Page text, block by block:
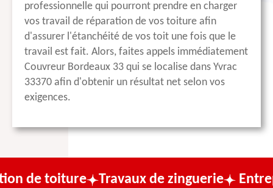
professionnelle qui pourront prendre en charger
vos travail de réparation de vos toiture afin
d'assurer l'étanchéité de vos toit une fois que le
travail est fait. Alors, faites appels immédiatement
Couvreur Bordeaux 33 qui se localise dans Yvrac
33370 afin d'obtenir un résultat net selon vos
exigences.
Travaux de zinguerie Entreprise de